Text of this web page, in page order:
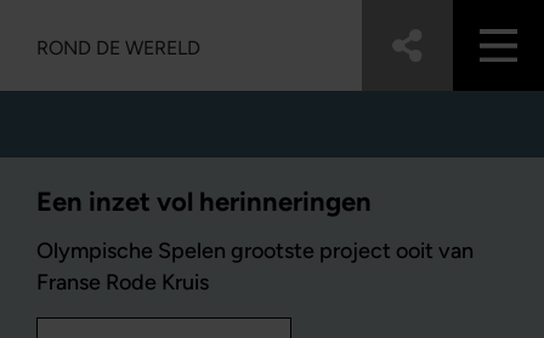
ROND DE WERELD
Een inzet vol herinneringen
Olympische Spelen grootste project ooit van
Franse Rode Kruis